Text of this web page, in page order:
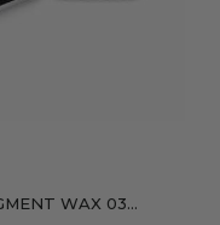
WAX 03...